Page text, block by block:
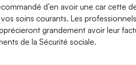
d’en avoir une car cette
soins courants. Les
grandement avoir leur
de la Sécurité sociale.